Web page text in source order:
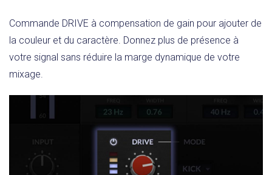
Commande DRIVE à compensation de gain pour ajouter de
la couleur et du caractère. Donnez plus de présence à
votre signal sans réduire la marge dynamique de votre
mixage.